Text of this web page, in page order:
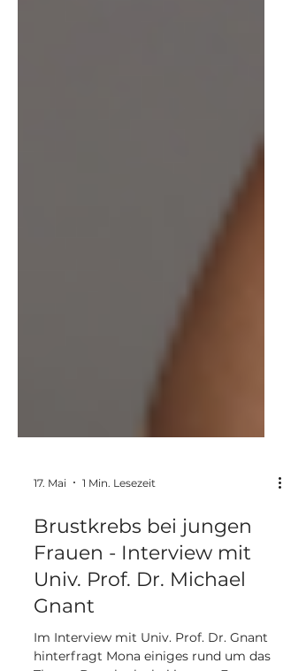
17. Mai 1 Min. Lesezeit
Brustkrebs bei jungen
Frauen - Interview mit
Univ. Prof. Dr. Michael
Gnant